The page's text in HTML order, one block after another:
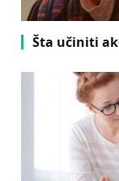
Šta učiniti